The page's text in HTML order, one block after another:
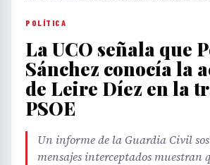
POLÍTICA
La UCO señala que
Sánchez conocía la
de Leire Díez en la
PSOE
Un informe de la Guardia Civil
mensajes interceptados muestran